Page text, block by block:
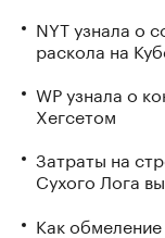
NYT узнала о
раскола на
WP узнала о
Хегсетом
Затраты на
Сухого Лога
Как